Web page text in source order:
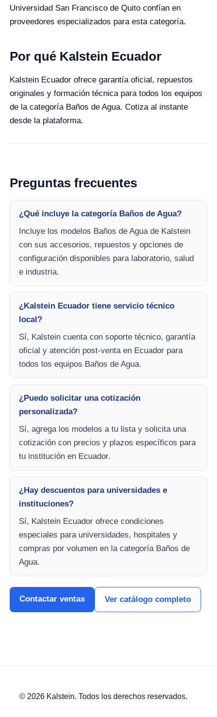
Universidad San Francisco de Quito confían en
proveedores especializados para esta categoría.
Por qué Kalstein Ecuador
Kalstein Ecuador ofrece garantía oficial, repuestos
originales y formación técnica para todos los equipos
de la categoría Baños de Agua. Cotiza al instante
desde la plataforma.
Preguntas frecuentes
¿Qué incluye la categoría Baños de Agua?
Incluye los modelos Baños de Agua de Kalstein
con sus accesorios, repuestos y opciones de
configuración disponibles para laboratorio, salud
e industria.
¿Kalstein Ecuador tiene servicio técnico
local?
Sí, Kalstein cuenta con soporte técnico, garantía
oficial y atención post-venta en Ecuador para
todos los equipos Baños de Agua.
¿Puedo solicitar una cotización
personalizada?
Sí, agrega los modelos a tu lista y solicita una
cotización con precios y plazos específicos para
tu institución en Ecuador.
¿Hay descuentos para universidades e
instituciones?
Sí, Kalstein Ecuador ofrece condiciones
especiales para universidades, hospitales y
compras por volumen en la categoría Baños de
Agua.
Contactar ventas Ver catálogo completo
© 2026 Kalstein. Todos los derechos reservados.